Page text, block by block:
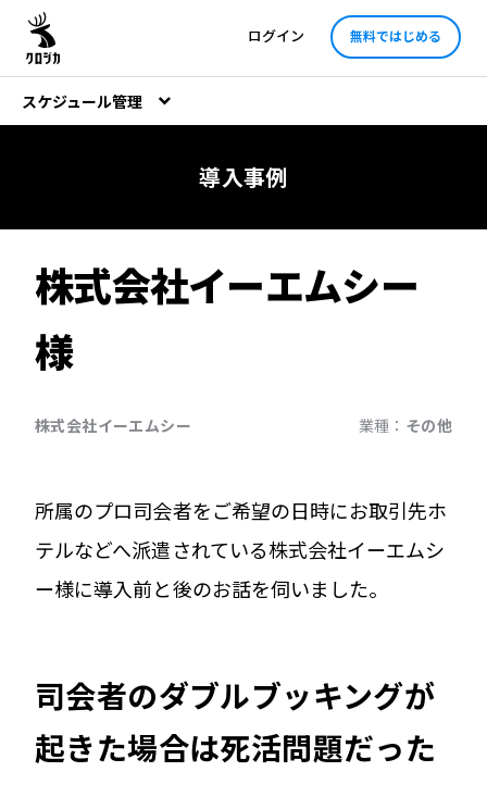
ログイン 無料ではじめる
スケジュール管理
導入事例
株式会社イーエムシー
様
株式会社イーエムシー 業種： その他
所属のプロ司会者をご希望の日時にお取引先ホ
テルなどへ派遣されている株式会社イーエムシ
ー様に導入前と後のお話を伺いました。
司会者のダブルブッキングが
起きた場合は死活問題だった